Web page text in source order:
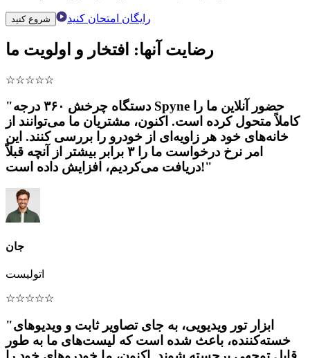
شروع کنید رایگان امتحان کنید
رضایت آنها: افتخار و اولویت ما
☆☆☆☆☆
"دستگاه چرخش ۳۶۰ درجه Spyne حضور آنلاین ما را
کاملاً متحول کرده است. اکنون، مشتریان ما می‌توانند از
خانه‌های خود هر زاویه‌ای از خودرو را بررسی کنند. این
امر نرخ درخواست ما را ۳ برابر بیشتر از آنچه قبلاً
دریافت می‌کردیم، افزایش داده است!"
جان
اتولیست
☆☆☆☆☆
"ابزار تور ویدیویی، به جای تصاویر ثابت و ویدیوهای
خسته‌کننده، باعث شده است که لیست‌های ما به طور